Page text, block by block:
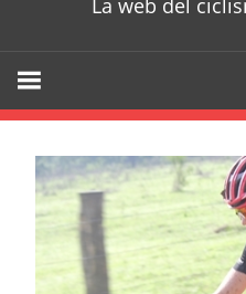
La web del